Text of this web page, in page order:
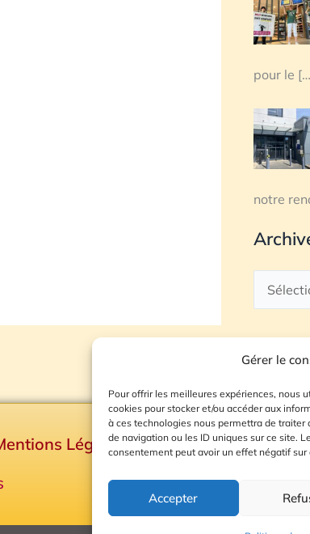
Gérer le
Pour offrir les meilleures expériences, nous
cookies pour stocker et/ou accéder aux
à ces technologies nous permettra de
de navigation ou les ID uniques sur ce site.
consentement peut avoir un effet négatif
Accepter
pour le
notre
Légales
Plan du site